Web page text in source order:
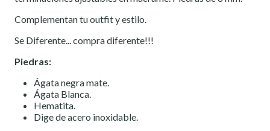
Complementan tu outfit y estilo.
Se Diferente... compra diferente!!!
Piedras:
Ágata negra mate.
Ágata Blanca.
Hematita.
Dige de acero inoxidable.